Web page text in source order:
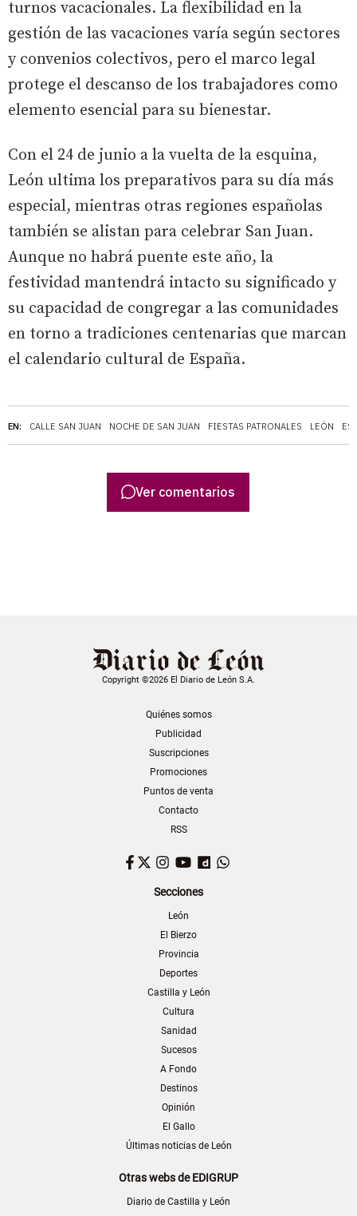
EN: CALLE SAN JUAN NOCHE DE SAN JUAN FIESTAS PATRONALES LEÓN
turnos vacacionales. La flexibilidad en la
gestión de las vacaciones varía según sectores
y convenios colectivos, pero el marco legal
protege el descanso de los trabajadores como
elemento esencial para su bienestar.
Con el 24 de junio a la vuelta de la esquina,
León ultima los preparativos para su día más
especial, mientras otras regiones españolas
también se alistan para celebrar San Juan.
Aunque no habrá puente este año, la
festividad mantendrá intacto su significado y
su capacidad de congregar a las comunidades
en torno a tradiciones centenarias que marcan
el calendario cultural de España.
Ver comentarios
Copyright ©2026 El Diario de León S.A.
Quiénes somos
Publicidad
Suscripciones
Promociones
Puntos de venta
Contacto
RSS
Facebook
TwitterInstagram
YouTubeDailymotion
Secciones
León
El Bierzo
Provincia
Deportes
Castilla y León
Cultura
Sanidad
Sucesos
A Fondo
Destinos
Opinión
El Gallo
Últimas noticias de León
Otras webs de EDIGRUP
Diario de Castilla y León